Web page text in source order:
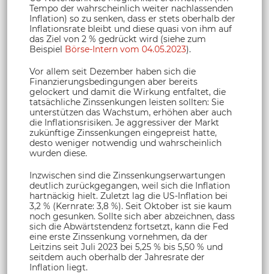
Tempo der wahrscheinlich weiter nachlassenden
Inflation) so zu senken, dass er stets oberhalb der
Inflationsrate bleibt und diese quasi von ihm auf
das Ziel von 2 % gedrückt wird (siehe zum
Beispiel Börse-Intern vom 04.05.2023).
Vor allem seit Dezember haben sich die
Finanzierungsbedingungen aber bereits
gelockert und damit die Wirkung entfaltet, die
tatsächliche Zinssenkungen leisten sollten: Sie
unterstützen das Wachstum, erhöhen aber auch
die Inflationsrisiken. Je aggressiver der Markt
zukünftige Zinssenkungen eingepreist hatte,
desto weniger notwendig und wahrscheinlich
wurden diese.
Inzwischen sind die Zinssenkungserwartungen
deutlich zurückgegangen, weil sich die Inflation
hartnäckig hielt. Zuletzt lag die US-Inflation bei
3,2 % (Kernrate: 3,8 %). Seit Oktober ist sie kaum
noch gesunken. Sollte sich aber abzeichnen, dass
sich die Abwärtstendenz fortsetzt, kann die Fed
eine erste Zinssenkung vornehmen, da der
Leitzins seit Juli 2023 bei 5,25 % bis 5,50 % und
seitdem auch oberhalb der Jahresrate der
Inflation liegt.